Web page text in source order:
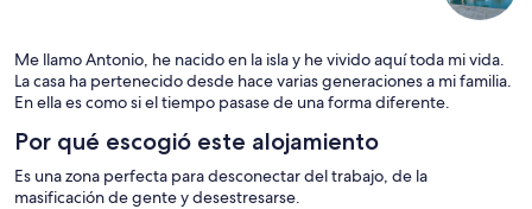
Me llamo Antonio, he nacido en la isla y he vivido aquí toda mi vida.
La casa ha pertenecido desde hace varias generaciones a mi familia.
En ella es como si el tiempo pasase de una forma diferente.
Por qué escogió este alojamiento
Es una zona perfecta para desconectar del trabajo, de la
masificación de gente y desestresarse.